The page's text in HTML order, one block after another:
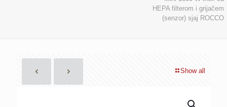
HEPA filterom i grijačem
(senzor) sjaj ROCCO
Show all